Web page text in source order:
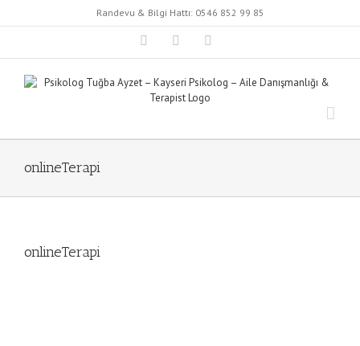
Randevu & Bilgi Hattı: 0546 852 99 85
InstagramFacebook
onlineTerapi
onlineTerapi